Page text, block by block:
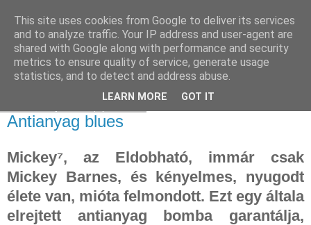
Antianyag blues
Mickey⁷, az Eldobható, immár csak
Mickey Barnes, és kényelmes, nyugodt
élete van, mióta felmondott. Ezt egy általa
elrejtett antianyag bomba garantálja,
This site uses cookies from Google to deliver its services
and to analyze traffic. Your IP address and user-agent are
shared with Google along with performance and security
metrics to ensure quality of service, generate usage
statistics, and to detect and address abuse.
LEARN MORE GOT IT